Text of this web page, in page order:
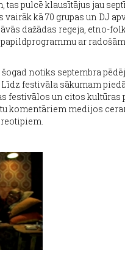
tas pulcē klausītājus jau
kā 70 grupas un DJ
dažādas regeja, etno-
ar
notiks septembra
festivāla sākumam
festivālos un citos kultūras
komentāriem medijos